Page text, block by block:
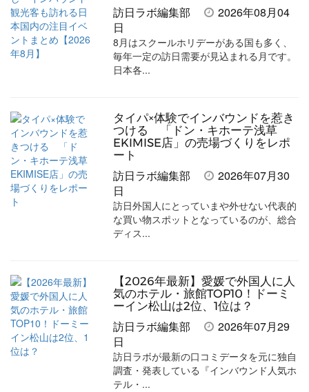
訪日ラボ編集部
2026年08月04
日
8月はスクールホリデーがある国も多く、
毎年一定の訪日需要が見込まれる月です。
日本各...
タイパ×体験でインバウンドを惹き
つける 「ドン・キホーテ浅草
EKIMISE店」の売場づくりをレポ
ート
訪日ラボ編集部
2026年07月30
日
訪日外国人にとっていまや外せない代表的
な買い物スポットとなっているのが、総合
ディス...
【2026年最新】愛媛で外国人に人
気のホテル・旅館TOP10！ドーミ
ーイン松山は2位、1位は？
訪日ラボ編集部
2026年07月29
日
訪日ラボが最新の口コミデータを元に独自
調査・発表している『インバウンド人気ホ
テル・...